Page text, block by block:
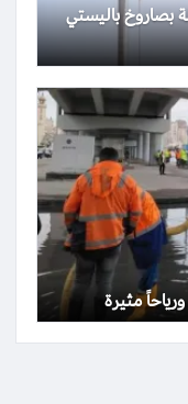
بصاروخ باليستي
مثيرة